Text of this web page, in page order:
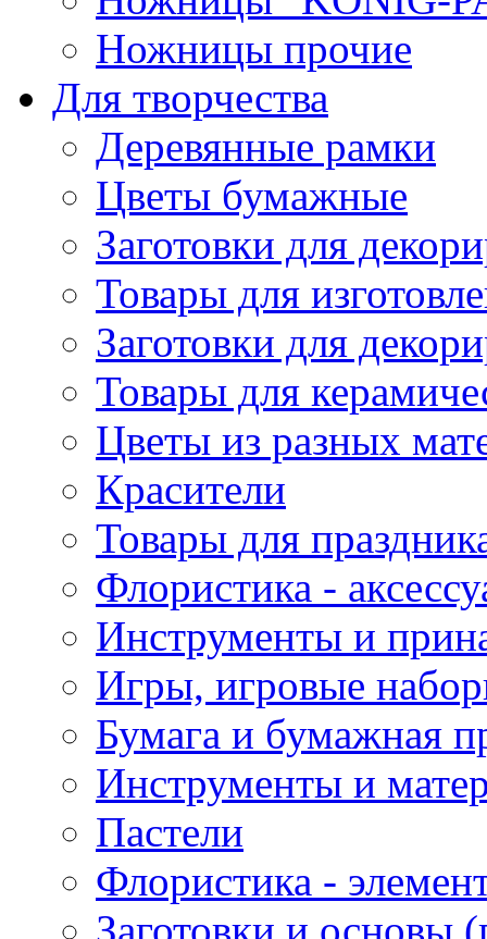
Ножницы прочие
Для творчества
Деревянные рамки
Цветы бумажные
Заготовки для
Товары для
Заготовки для
Товары для
Цветы из разных
Красители
Товары для
Флористика -
Инструменты и
Игры, игровые
Бумага и бумажная
Инструменты и
Пастели
Флористика -
Заготовки и основы